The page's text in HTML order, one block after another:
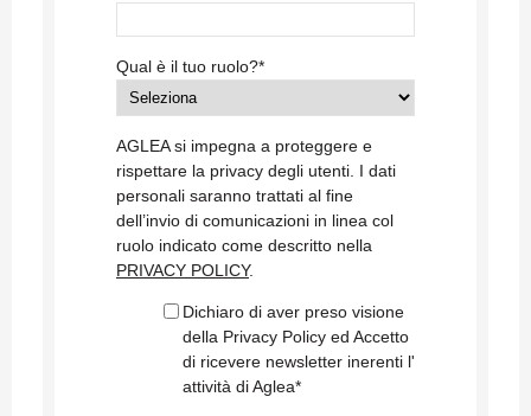
Qual è il tuo ruolo?*
AGLEA si impegna a proteggere e
rispettare la privacy degli utenti. I dati
personali saranno trattati al fine
dell’invio di comunicazioni in linea col
ruolo indicato come descritto nella
PRIVACY POLICY.
Dichiaro di aver preso visione
della Privacy Policy ed Accetto
di ricevere newsletter inerenti l'
attività di Aglea*